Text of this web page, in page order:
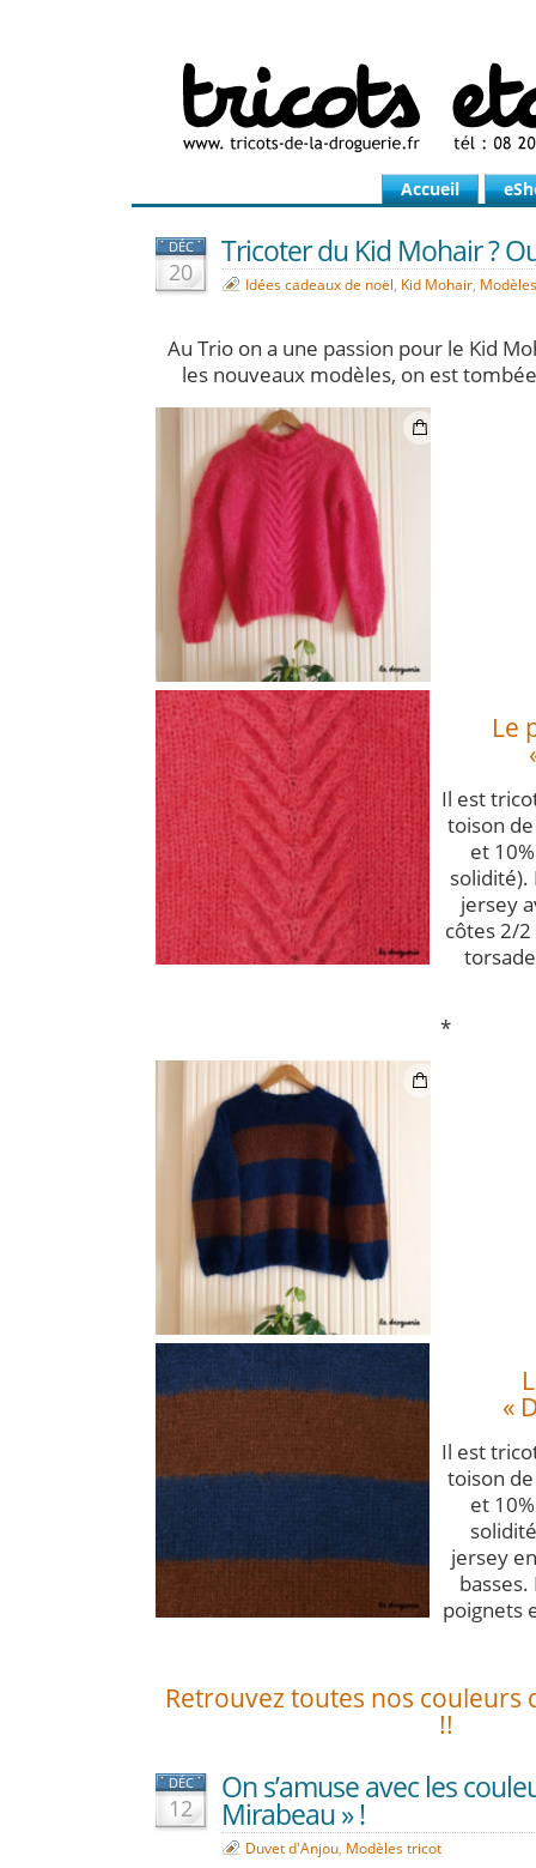
Accueil
DÉC
20
Tricoter du Kid Mohair ?
Idées cadeaux de noël, Kid Mohair,
Au Trio on a une passion pour le Kid
les nouveaux modèles, on est
Le
Il est
toison
et
jersey
côtes 2/
*
«
Il est
toison
et
jersey
poignets
Retrouvez toutes nos couleurs
!!
DÉC
12
On s’amuse avec les
Mirabeau » !
Duvet d'Anjou, Modèles tricot